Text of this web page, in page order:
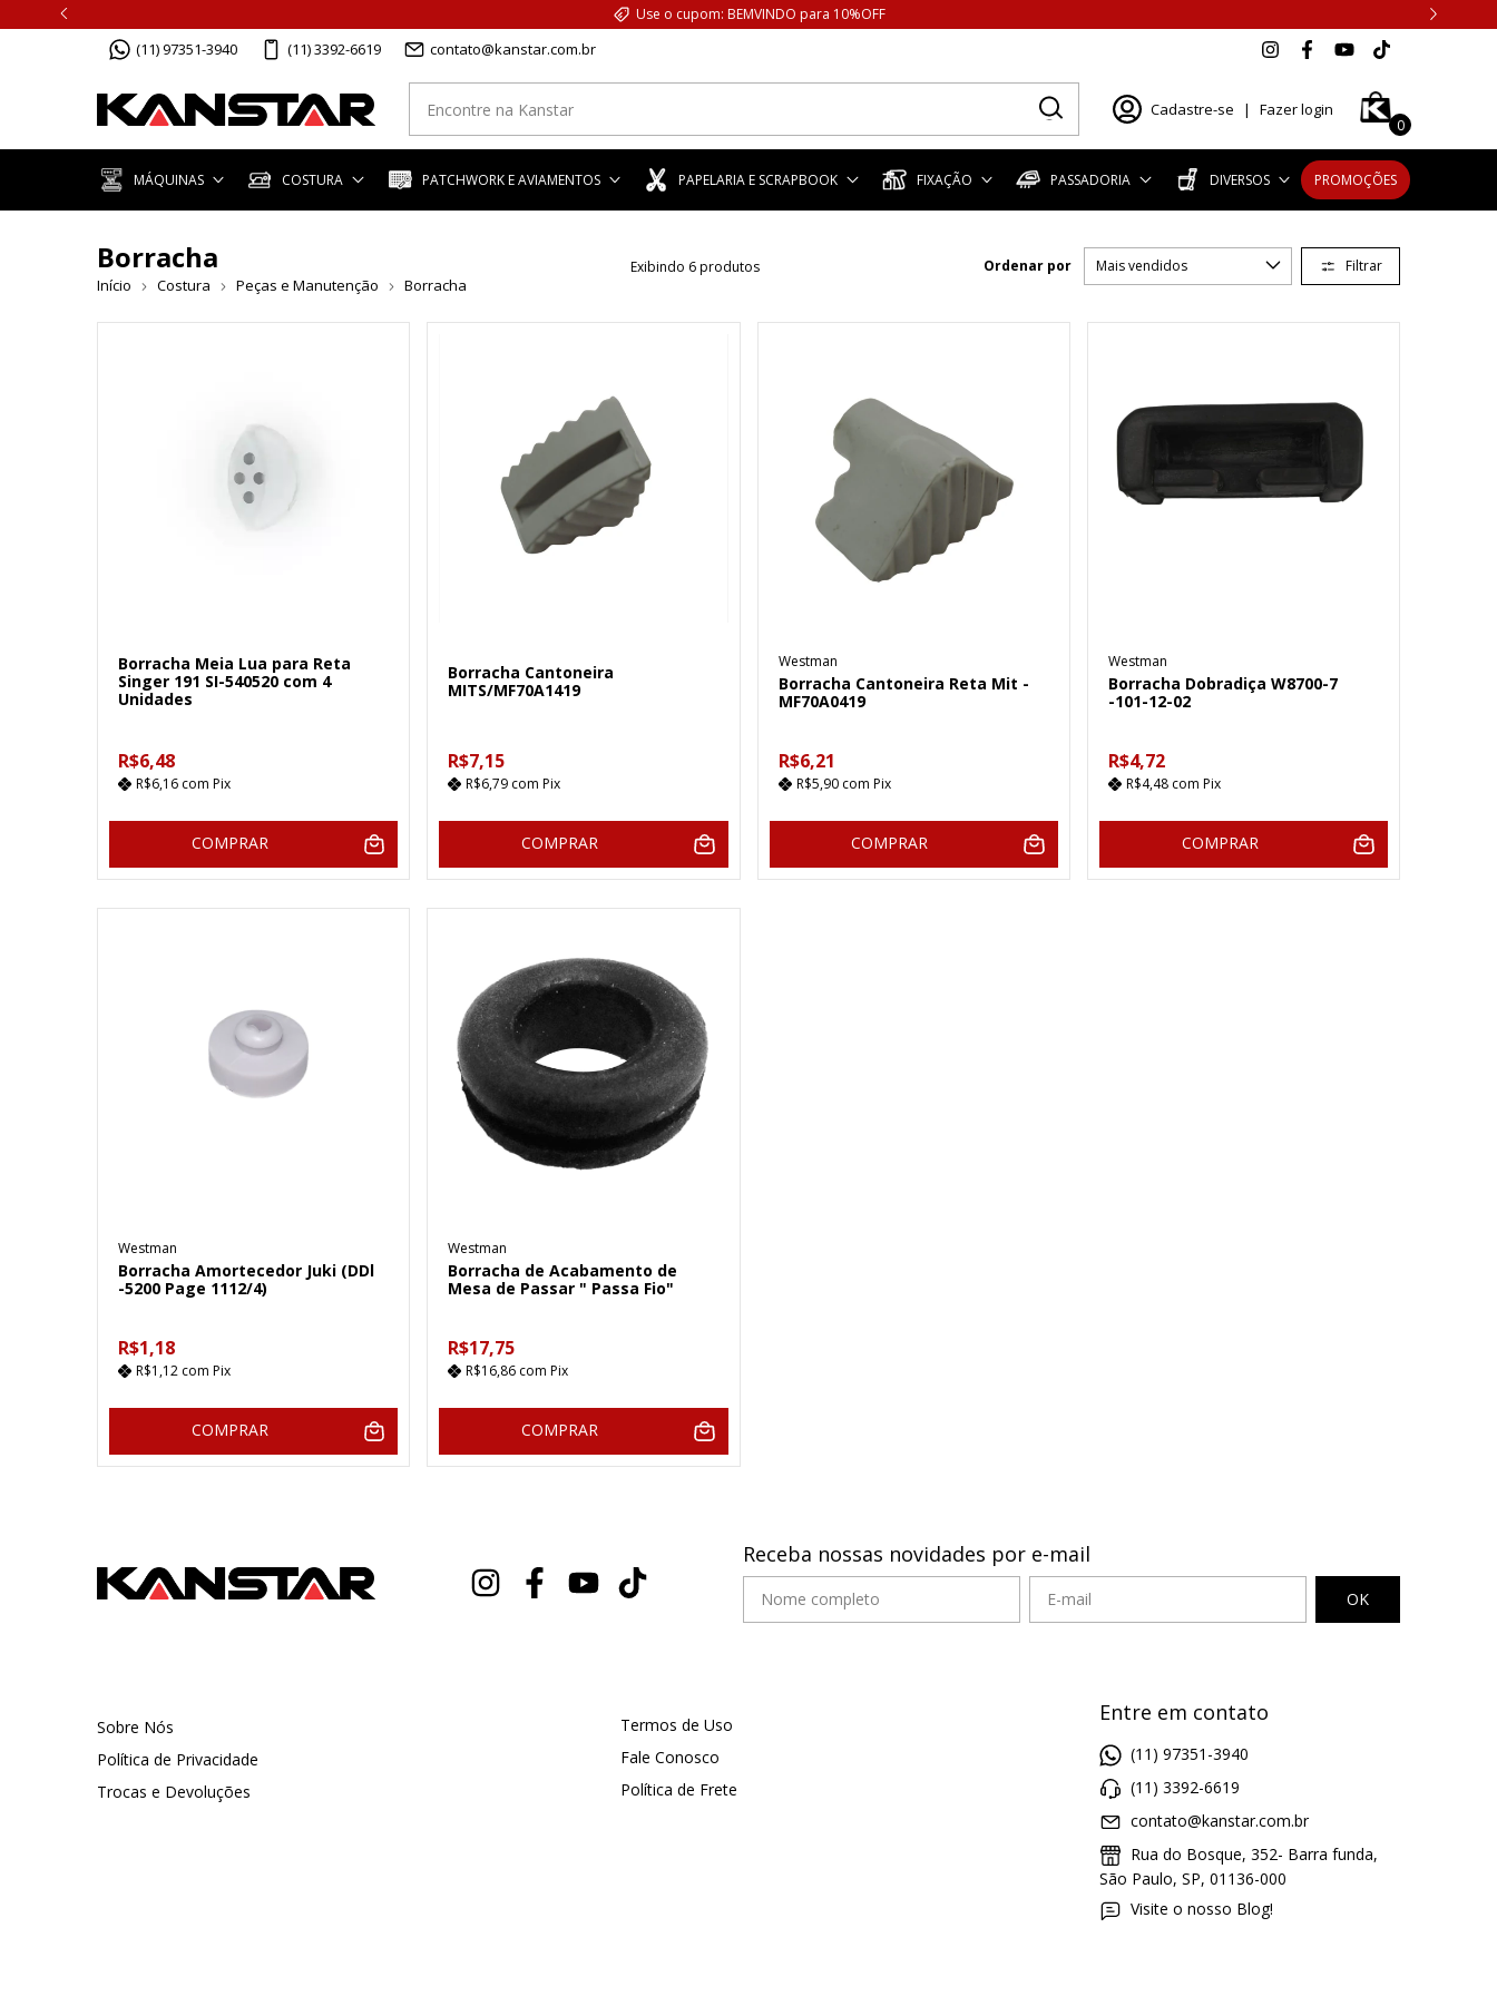
Use o cupom: BEMVINDO para 10%OFF
(11) 97351-3940 (11) 3392-6619 contato@kanstar.com.br
Cadastre-se | Fazer login
0
MÁQUINAS COSTURA PATCHWORK E AVIAMENTOS PAPELARIA E SCRAPBOOK FIXAÇÃO PASSADORIA DIVERSOS PROMOÇÕES
Borracha
Início Costura Peças e Manutenção Borracha
Exibindo 6 produtos Ordenar por Filtrar
Borracha Meia Lua para Reta
Singer 191 SI-540520 com 4
Unidades
R$6,48
R$6,16 com Pix
COMPRAR
Borracha Cantoneira
MITS/MF70A1419
R$7,15
R$6,79 com Pix
COMPRAR
Westman
Borracha Cantoneira Reta Mit -
MF70A0419
R$6,21
R$5,90 com Pix
COMPRAR
Westman
Borracha Dobradiça W8700-7
-101-12-02
R$4,72
R$4,48 com Pix
COMPRAR
Westman
Borracha Amortecedor Juki (DDl
-5200 Page 1112/4)
R$1,18
R$1,12 com Pix
COMPRAR
Westman
Borracha de Acabamento de
Mesa de Passar " Passa Fio"
R$17,75
R$16,86 com Pix
COMPRAR
Receba nossas novidades por e-mail
Sobre Nós
Política de Privacidade
Trocas e Devoluções
Termos de Uso
Fale Conosco
Política de Frete
Entre em contato
(11) 97351-3940
(11) 3392-6619
contato@kanstar.com.br
Rua do Bosque, 352- Barra funda,
São Paulo, SP, 01136-000
Visite o nosso Blog!